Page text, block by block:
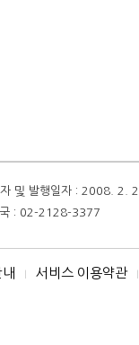
및 발행일자 : 2008. 2.
국 : 02-2128-3377
I 서비스 이용약관 I